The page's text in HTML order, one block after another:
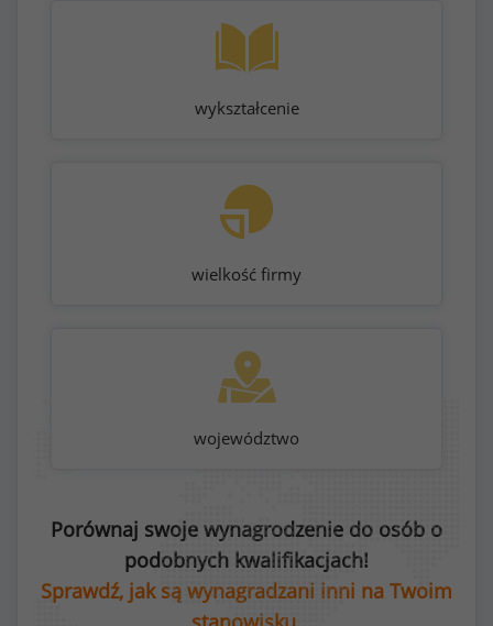
wykształcenie
wielkość firmy
województwo
Porównaj swoje wynagrodzenie do osób o
podobnych kwalifikacjach!
Sprawdź, jak są wynagradzani inni na Twoim